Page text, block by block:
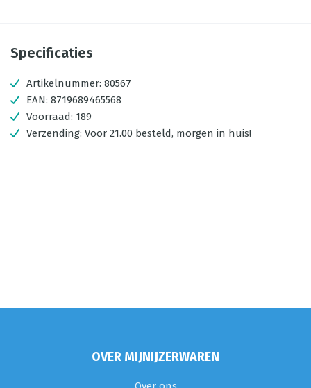
Specificaties
Artikelnummer: 80567
EAN: 8719689465568
Voorraad: 189
Verzending: Voor 21.00 besteld, morgen in huis!
OVER MIJNIJZERWAREN